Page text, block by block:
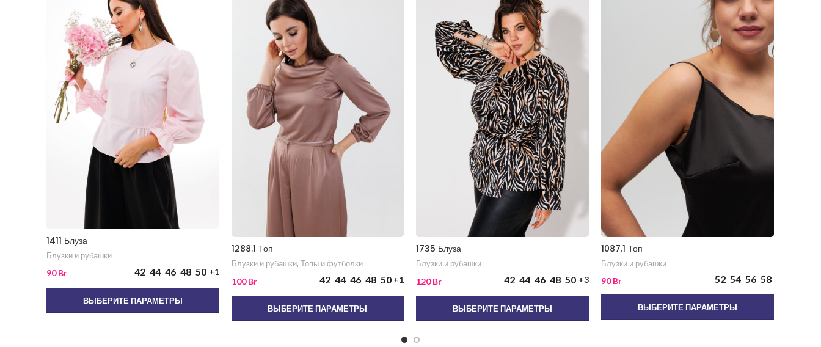
1411 Блуза
Блузки и рубашки
90Br 42 44 46 48 50 +1
ВЫБЕРИТЕ ПАРАМЕТРЫ
1288.1 Топ
Блузки и рубашки, Топы и футболки
100Br 42 44 46 48 50 +1
ВЫБЕРИТЕ ПАРАМЕТРЫ
1735 Блуза
Блузки и рубашки
120Br 42 44 46 48 50 +3
ВЫБЕРИТЕ ПАРАМЕТРЫ
1087.1 Топ
Блузки и рубашки
90Br 52 54 56 58
ВЫБЕРИТЕ ПАРАМЕТРЫ